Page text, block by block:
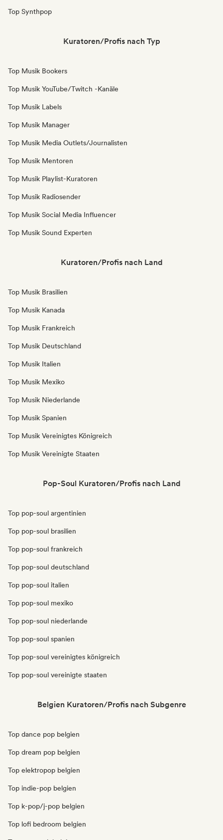
Top Synthpop
Kuratoren/Profis nach Typ
Top Musik Bookers
Top Musik YouTube/Twitch -Kanäle
Top Musik Labels
Top Musik Manager
Top Musik Media Outlets/Journalisten
Top Musik Mentoren
Top Musik Playlist-Kuratoren
Top Musik Radiosender
Top Musik Social Media Influencer
Top Musik Sound Experten
Kuratoren/Profis nach Land
Top Musik Brasilien
Top Musik Kanada
Top Musik Frankreich
Top Musik Deutschland
Top Musik Italien
Top Musik Mexiko
Top Musik Niederlande
Top Musik Spanien
Top Musik Vereinigtes Königreich
Top Musik Vereinigte Staaten
Pop-Soul Kuratoren/Profis nach Land
Top pop-soul argentinien
Top pop-soul brasilien
Top pop-soul frankreich
Top pop-soul deutschland
Top pop-soul italien
Top pop-soul mexiko
Top pop-soul niederlande
Top pop-soul spanien
Top pop-soul vereinigtes königreich
Top pop-soul vereinigte staaten
Belgien Kuratoren/Profis nach Subgenre
Top dance pop belgien
Top dream pop belgien
Top elektropop belgien
Top indie-pop belgien
Top k-pop/j-pop belgien
Top lofi bedroom belgien